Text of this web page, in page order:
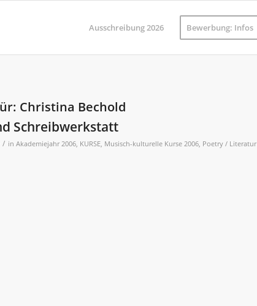
Ausschreibung 2026 Bewerbung: Infos
Christina Bechold
Schreibwerkstatt
/ in Akademiejahr 2006, KURSE, Musisch-kulturelle Kurse 2006, Poetry / Literatur